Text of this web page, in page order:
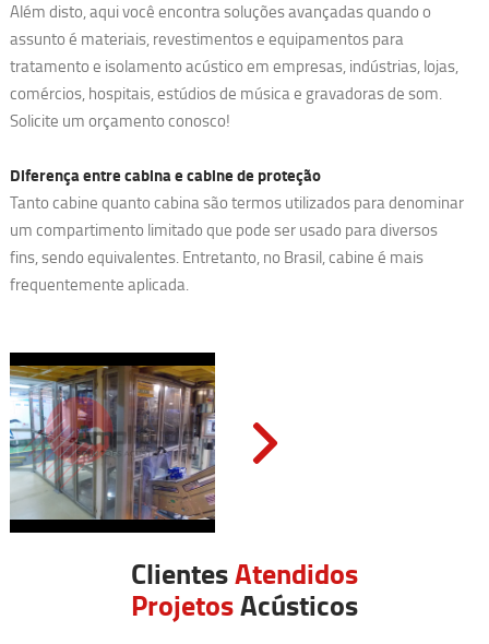
Além disto, aqui você encontra soluções avançadas quando o
assunto é materiais, revestimentos e equipamentos para
tratamento e isolamento acústico em empresas, indústrias, lojas,
comércios, hospitais, estúdios de música e gravadoras de som.
Solicite um orçamento conosco!
Diferença entre cabina e cabine de proteção
Tanto cabine quanto cabina são termos utilizados para denominar
um compartimento limitado que pode ser usado para diversos
fins, sendo equivalentes. Entretanto, no Brasil, cabine é mais
frequentemente aplicada.
ClientesAtendidos
ProjetosAcústicos